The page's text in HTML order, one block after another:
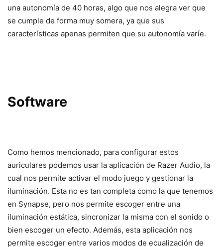
una autonomía de 40 horas, algo que nos alegra ver que
se cumple de forma muy somera, ya que sus
características apenas permiten que su autonomía varíe.
Software
Como hemos mencionado, para configurar estos
auriculares podemos usar la aplicación de Razer Audio, la
cual nos permite activar el modo juego y gestionar la
iluminación. Esta no es tan completa como la que tenemos
en Synapse, pero nos permite escoger entre una
iluminación estática, sincronizar la misma con el sonido o
bien escoger un efecto. Además, esta aplicación nos
permite escoger entre varios modos de ecualización de